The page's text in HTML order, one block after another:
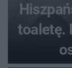
toaletę.